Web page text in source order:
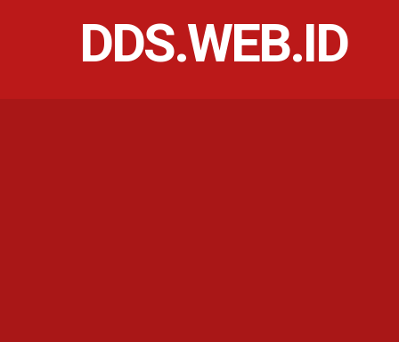
DDS.WEB.ID